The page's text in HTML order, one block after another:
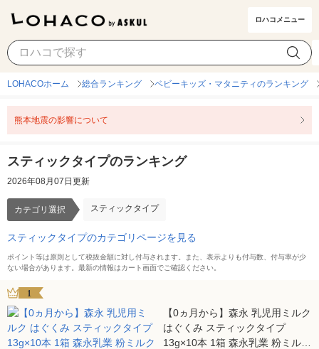
ロハコメニュー
スティックタイプ カテゴリ選択
LOHACOホーム 総合ランキング ベビーキッズ・マタニティのランキング
熊本地震の影響について
スティックタイプのランキング
2026年08月07日更新
カテゴリ選択 スティックタイプ
スティックタイプのカテゴリページを見る
ポイント等は原則として税抜金額に対し付与されます。また、表示よりも付与数、付与率が少
ない場合があります。最新の情報はカート画面でご確認ください。
1
【0ヵ月から】森永 乳児用ミルク
はぐくみ スティックタイプ
13g×10本 1箱 森永乳業 粉ミルク